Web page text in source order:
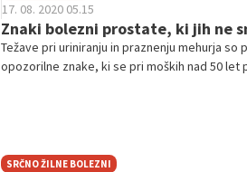
17. 08. 2020 05.15
Znaki bolezni prostate, ki jih ne
Težave pri uriniranju in praznenju mehurja
opozorilne znake, ki se pri moških nad 50
SRČNO ŽILNE BOLEZNI